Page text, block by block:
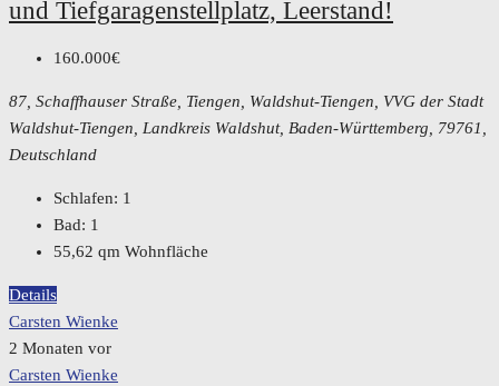
und Tiefgaragenstellplatz, Leerstand!
160.000€
87, Schaffhauser Straße, Tiengen, Waldshut-Tiengen, VVG der Stadt
Waldshut-Tiengen, Landkreis Waldshut, Baden-Württemberg, 79761,
Deutschland
Schlafen: 1
Bad: 1
55,62 qm Wohnfläche
Details
Carsten Wienke
2 Monaten vor
Carsten Wienke